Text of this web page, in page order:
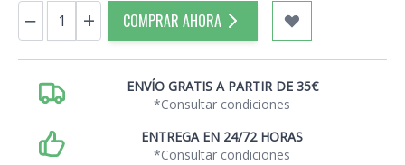
Cantidad
− + COMPRAR AHORA
ENVÍO GRATIS A PARTIR DE 35€
*Consultar condiciones
ENTREGA EN 24/72 HORAS
*Consultar condiciones